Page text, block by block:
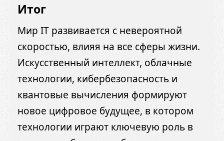
Итог
Мир IT развивается с невероятной
скоростью, влияя на все сферы жизни.
Искусственный интеллект, облачные
технологии, кибербезопасность и
квантовые вычисления формируют
новое цифровое будущее, в котором
технологии играют ключевую роль в